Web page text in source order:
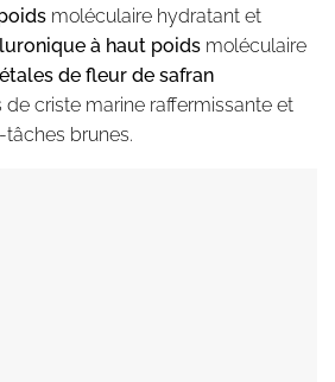
moléculaire hydratant et
à haut poids moléculaire
de fleur de safran
criste marine raffermissante et
tâches brunes.